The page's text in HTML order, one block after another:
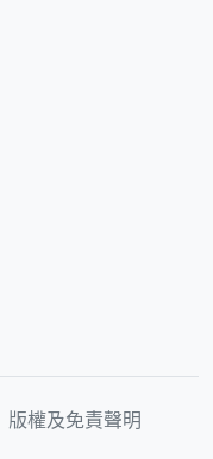
版權及免責聲明